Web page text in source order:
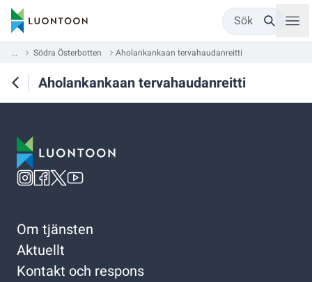
Sök
... Södra Österbotten Aholankankaan tervahaudanreitti
Aholankankaan tervahaudanreitti
Om tjänsten
Aktuellt
Kontakt och respons